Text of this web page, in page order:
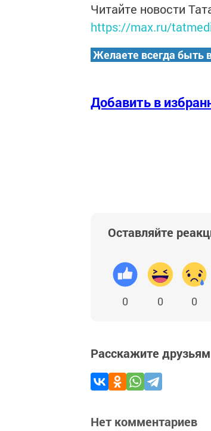
Читайте новости
https://max.ru/
Желаете всегда быть
Добавить в
Оставляйте
0 0 0
Расскажите друзьям
Нет комментариев